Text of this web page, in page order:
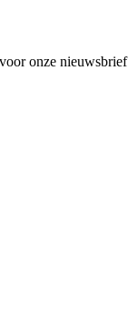
onze nieuwsbrief